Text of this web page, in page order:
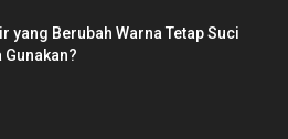
yang Berubah Warna Tetap Suci
Gunakan?